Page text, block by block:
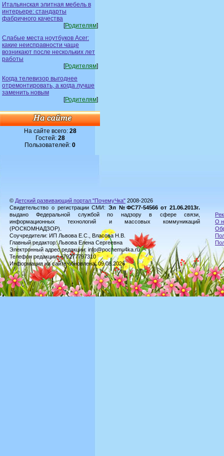
Итальянская элитная мебель в
интерьере: стандарты
фабричного качества
[Родителям]
Слабые места ноутбуков Acer:
какие неисправности чаще
возникают после нескольких лет
работы
[Родителям]
Когда телевизор выгоднее
отремонтировать, а когда лучше
заменить новым
[Родителям]
На сайте всего: 28
Гостей: 28
Пользователей: 0
© Детский развивающий портал "ПочемуЧка" 2008-2026
Свидетельство о регистрации СМИ: Эл №ФС77-54566 от 21.06.2013г.
выдано Федеральной службой по надзору в сфере связи,
информационных технологий и массовых коммуникаций
(РОСКОМНАДЗОР).
Соучредители: ИП Львова Е.С., Власова Н.В.
Главный редактор: Львова Елена Сергеевна
Электронный адрес редакции: info@pochemu4ka.ru
Телефон редакции: +79277797310
Информация на сайте обновлена: 09.08.2026
О